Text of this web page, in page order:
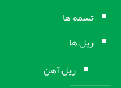
تسمه ها
ریل ها
ریل آهن